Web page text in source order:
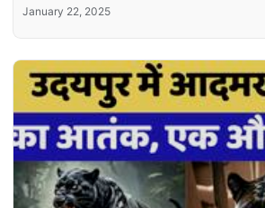
January 22, 2025